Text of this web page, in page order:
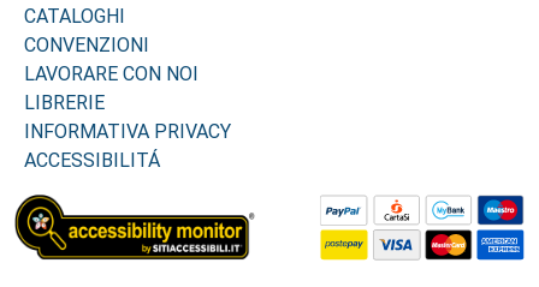
CATALOGHI
CONVENZIONI
LAVORARE CON NOI
LIBRERIE
INFORMATIVA PRIVACY
ACCESSIBILITÁ